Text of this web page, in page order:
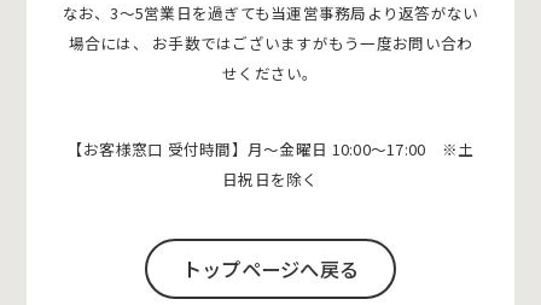
なお、3〜5営業日を過ぎても当運営事務局より返答がない
場合には、
お手数ではございますがもう一度お問い合わ
せください。
【お客様窓口 受付時間】月〜金曜日 10:00〜17:00 ※土
日祝日を除く
トップページへ戻る